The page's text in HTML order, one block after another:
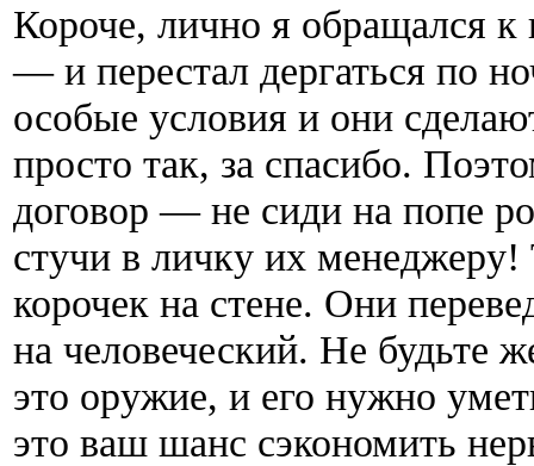
Короче, лично я обращался
— и перестал дергаться по
особые условия и они
просто так, за спасибо.
договор — не сиди на попе
стучи в личку их менеджеру!
корочек на стене. Они
на человеческий. Не будьте
это оружие, и его нужно
это ваш шанс сэкономить